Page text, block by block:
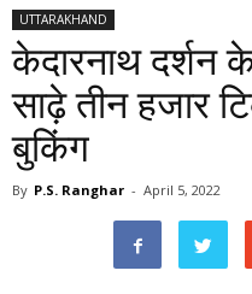
UTTARAKHAND
केदारनाथ दर्शन
साढ़े तीन हजार
बुकिंग
By P.S. Ranghar - April 5, 2022